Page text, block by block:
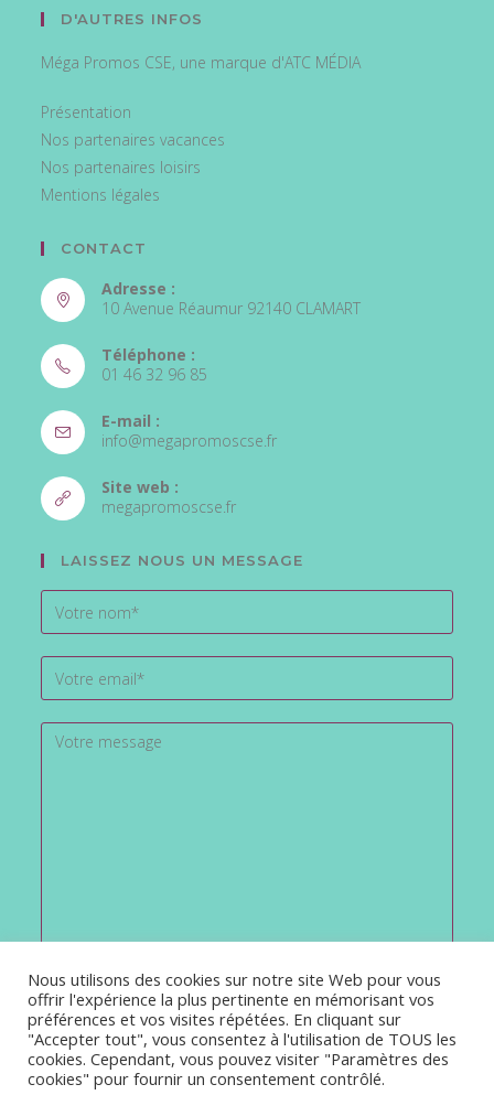
D'AUTRES INFOS
Méga Promos CSE, une marque d'ATC MÉDIA
Présentation
Nos partenaires vacances
Nos partenaires loisirs
Mentions légales
CONTACT
Adresse :
10 Avenue Réaumur 92140 CLAMART
Téléphone :
01 46 32 96 85
dans
votre
application
E-mail :
info@megapromoscse.frS’ouvre
Site web :
megapromoscse.frS’ouvre
nouvel
onglet
LAISSEZ NOUS UN MESSAGE
Nous utilisons des cookies sur notre site Web pour vous
offrir l'expérience la plus pertinente en mémorisant vos
préférences et vos visites répétées. En cliquant sur
"Accepter tout", vous consentez à l'utilisation de TOUS les
cookies. Cependant, vous pouvez visiter "Paramètres des
cookies" pour fournir un consentement contrôlé.